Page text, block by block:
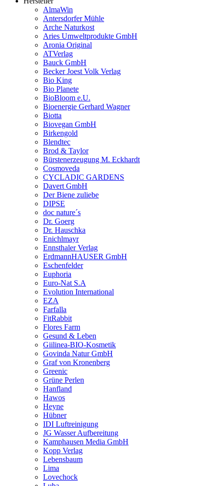
AlmaWin
Antersdorfer Mühle
Arche Naturkost
Aries Umweltprodukte GmbH
Aronia Original
ATVerlag
Bauck GmbH
Becker Joest Volk Verlag
Bio King
Bio Planete
BioBloom e.U.
Bioenergie Gerhard Wagner
Biotta
Biovegan GmbH
Birkengold
Blendtec
Brod & Taylor
Bürstenerzeugung M. Eckhardt
Cosmoveda
CYCLADIC GARDENS
Davert GmbH
Der Biene zuliebe
DIPSE
doc nature´s
Dr. Goerg
Dr. Hauschka
Enichlmayr
Ennsthaler Verlag
ErdmannHAUSER GmbH
Eschenfelder
Euphoria
Euro-Nat S.A
Evolution International
EZA
Farfalla
FitRabbit
Flores Farm
Gesund & Leben
Giilinea-BIO-Kosmetik
Govinda Natur GmbH
Graf von Kronenberg
Greenic
Grüne Perlen
Hanfland
Hawos
Heyne
Hübner
IDI Luftreinigung
JG Wasser Aufbereitung
Kamphausen Media GmbH
Kopp Verlag
Lebensbaum
Lima
Lovechock